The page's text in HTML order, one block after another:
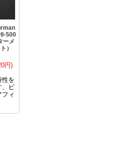
500
メ
）
円)
性を
、ビ
フィ